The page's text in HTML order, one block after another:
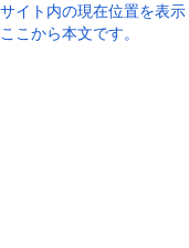
サイト内の現在位置を表示
ここから本文です。